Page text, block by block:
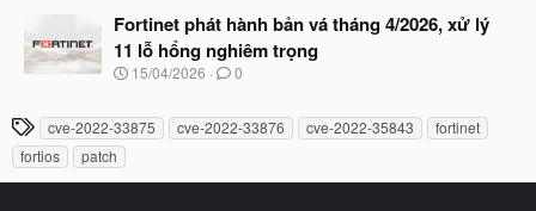
u
b
đ
u
ẻ
patch